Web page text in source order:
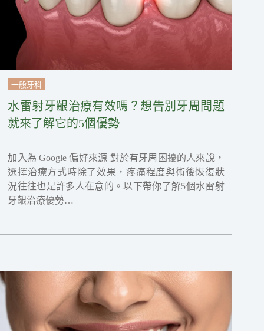
一般牙科
水雷射牙齦治療有效嗎？想告別牙周問題
就來了解它的5個優勢
加入為 Google 偏好來源 對於有牙周困擾的人來說，
選擇治療方式時除了效果，疼痛程度與術後恢復狀
況往往也是許多人在意的。以下帶你了解5個水雷射
牙齦治療優勢…